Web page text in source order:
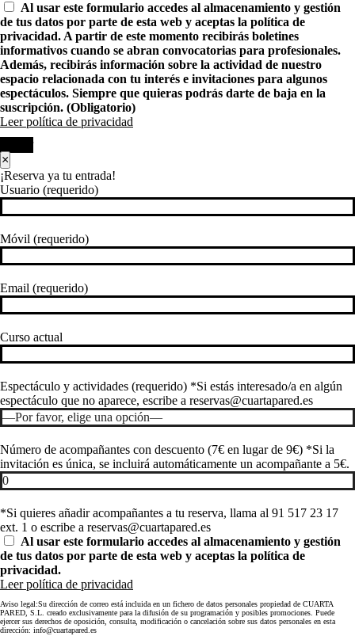
Al usar este formulario accedes al almacenamiento y gestión
de tus datos por parte de esta web y aceptas la política de
privacidad. A partir de este momento recibirás boletines
informativos cuando se abran convocatorias para profesionales.
Además, recibirás información sobre la actividad de nuestro
espacio relacionada con tu interés e invitaciones para algunos
espectáculos. Siempre que quieras podrás darte de baja en la
suscripción. (Obligatorio)
Leer política de privacidad
×
¡Reserva ya tu entrada!
Usuario (requerido)
Móvil (requerido)
Email (requerido)
Curso actual
Espectáculo y actividades (requerido) *Si estás interesado/a en algún
espectáculo que no aparece, escribe a reservas@cuartapared.es
Número de acompañantes con descuento (7€ en lugar de 9€) *Si la
invitación es única, se incluirá automáticamente un acompañante a 5€.
*Si quieres añadir acompañantes a tu reserva, llama al 91 517 23 17
ext. 1 o escribe a reservas@cuartapared.es
Al usar este formulario accedes al almacenamiento y gestión
de tus datos por parte de esta web y aceptas la política de
privacidad.
Leer política de privacidad
Aviso legal:Su dirección de correo está incluida en un fichero de datos personales propiedad de CUARTA
PARED, S.L. creado exclusivamente para la difusión de su programación y posibles promociones. Puede
ejercer sus derechos de oposición, consulta, modificación o cancelación sobre sus datos personales en esta
dirección: info@cuartapared.es